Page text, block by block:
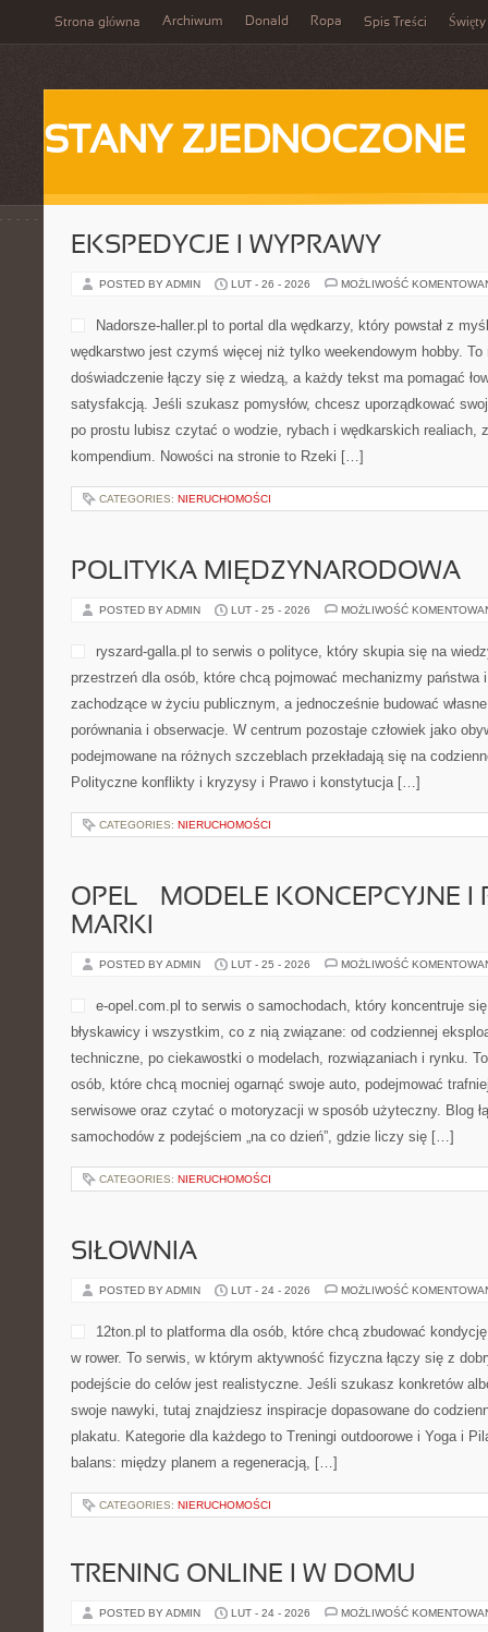
Strona główna Archiwum Donald Ropa Spis Treści Święty
STANY ZJEDNOCZONE
EKSPEDYCJE I WYPRAWY
POSTED BY ADMIN LUT - 26 - 2026 MOŻLIWOŚĆ
Nadorsze-haller.pl to portal dla wędkarzy, który powstał z
wędkarstwo jest czymś więcej niż tylko weekendowym hobby.
doświadczenie łączy się z wiedzą, a każdy tekst ma pomagać
satysfakcją. Jeśli szukasz pomysłów, chcesz uporządkować
po prostu lubisz czytać o wodzie, rybach i wędkarskich realiach,
kompendium. Nowości na stronie to Rzeki […]
CATEGORIES: NIERUCHOMOŚCI
POLITYKA MIĘDZYNARODOWA
POSTED BY ADMIN LUT - 25 - 2026 MOŻLIWOŚĆ
ryszard-galla.pl to serwis o polityce, który skupia się na
przestrzeń dla osób, które chcą pojmować mechanizmy państwa
zachodzące w życiu publicznym, a jednocześnie budować
porównania i obserwacje. W centrum pozostaje człowiek jako
podejmowane na różnych szczeblach przekładają się na
Polityczne konflikty i kryzysy i Prawo i konstytucja […]
CATEGORIES: NIERUCHOMOŚCI
OPEL – MODELE KONCEPCYJNE I
MARKI
POSTED BY ADMIN LUT - 25 - 2026 MOŻLIWOŚĆ
e-opel.com.pl to serwis o samochodach, który koncentruje
błyskawicy i wszystkim, co z nią związane: od codziennej
techniczne, po ciekawostki o modelach, rozwiązaniach i rynku.
osób, które chcą mocniej ogarnąć swoje auto, podejmować
serwisowe oraz czytać o motoryzacji w sposób użyteczny. Blog
samochodów z podejściem „na co dzień”, gdzie liczy się […]
CATEGORIES: NIERUCHOMOŚCI
SIŁOWNIA
POSTED BY ADMIN LUT - 24 - 2026 MOŻLIWOŚĆ
12ton.pl to platforma dla osób, które chcą zbudować
w rower. To serwis, w którym aktywność fizyczna łączy się z
podejście do celów jest realistyczne. Jeśli szukasz konkretów
swoje nawyki, tutaj znajdziesz inspiracje dopasowane do
plakatu. Kategorie dla każdego to Treningi outdoorowe i Yoga i
balans: między planem a regeneracją, […]
CATEGORIES: NIERUCHOMOŚCI
TRENING ONLINE I W DOMU
POSTED BY ADMIN LUT - 24 - 2026 MOŻLIWOŚĆ